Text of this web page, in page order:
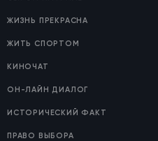
ЖИЗНЬ ПРЕКРАСНА
ЖИТЬ СПОРТОМ
КИНОЧАТ
ОН-ЛАЙН ДИАЛОГ
ИСТОРИЧЕСКИЙ ФАКТ
ПРАВО ВЫБОРА